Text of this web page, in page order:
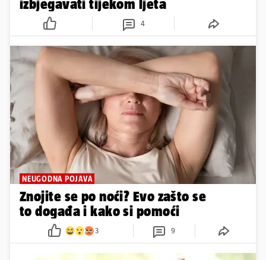
izbjegavati tijekom ljeta
4
NEUGODNA POJAVA
Znojite se po noći? Evo zašto se
to događa i kako si pomoći
3 9